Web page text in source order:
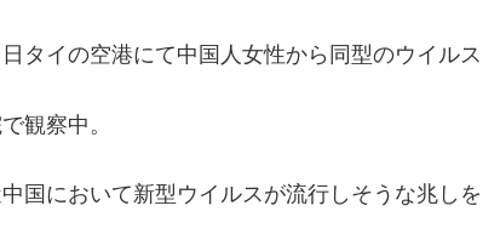
タイの空港にて中国人女性から同型のウイルス
観察中。
国において新型ウイルスが流行しそうな兆しを